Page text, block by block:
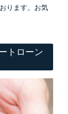
ります。お気
トローン